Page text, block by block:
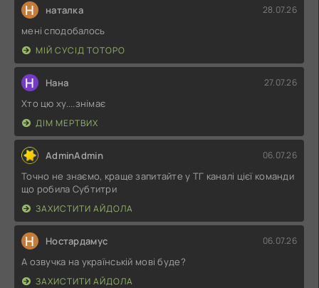
Н наталка 28.07.26
мені сподобалось
МІЙ СУСІД ТОТОРО
Н Нана 27.07.26
Хто цю ху....знімає
ДІМ МЕРТВИХ
AdminAdmin 06.07.26
Точно не знаємо, краще запитайте у ТГ каналі цієї команди
що робила Субтитри
ЗАХИСТИТИ АЙДОЛА
Н Ностардамус 06.07.26
А озвучка на українській мові буде?
ЗАХИСТИТИ АЙДОЛА